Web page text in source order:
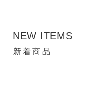
NEW ITEMS
新着商品